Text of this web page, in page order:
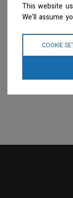
This website
We'll assume
COOKIE